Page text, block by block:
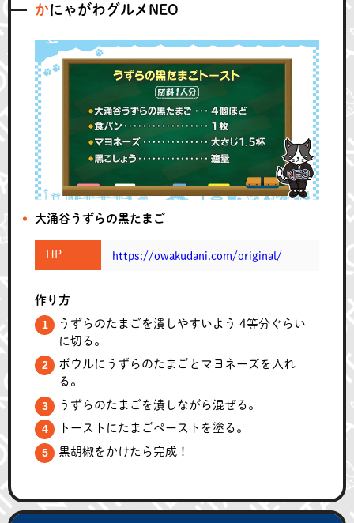
かにゃがわグルメNEO
大涌谷うずらの黒たまご
HP https://owakudani.com/original/
作り方
うずらのたまごを潰しやすいよう 4等分ぐらい
に切る。
ボウルにうずらのたまごとマヨネーズを入れ
る。
うずらのたまごを潰しながら混ぜる。
トーストにたまごペーストを塗る。
黒胡椒をかけたら完成！